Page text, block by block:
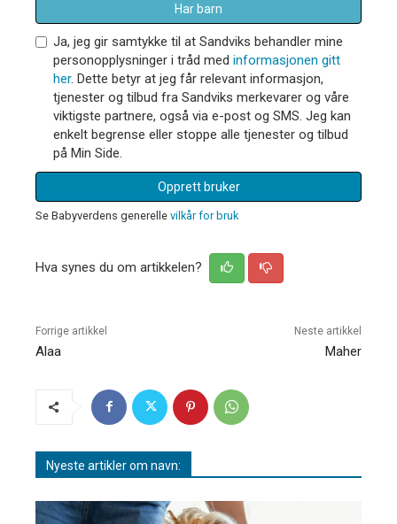
Har barn
Ja, jeg gir samtykke til at Sandviks behandler mine
personopplysninger i tråd med informasjonen gitt
her. Dette betyr at jeg får relevant informasjon,
tjenester og tilbud fra Sandviks merkevarer og våre
viktigste partnere, også via e-post og SMS. Jeg kan
enkelt begrense eller stoppe alle tjenester og tilbud
på Min Side.
Opprett bruker
Se Babyverdens generelle vilkår for bruk
Hva synes du om artikkelen?
Forrige artikkel
Alaa
Neste artikkel
Maher
Nyeste artikler om navn: